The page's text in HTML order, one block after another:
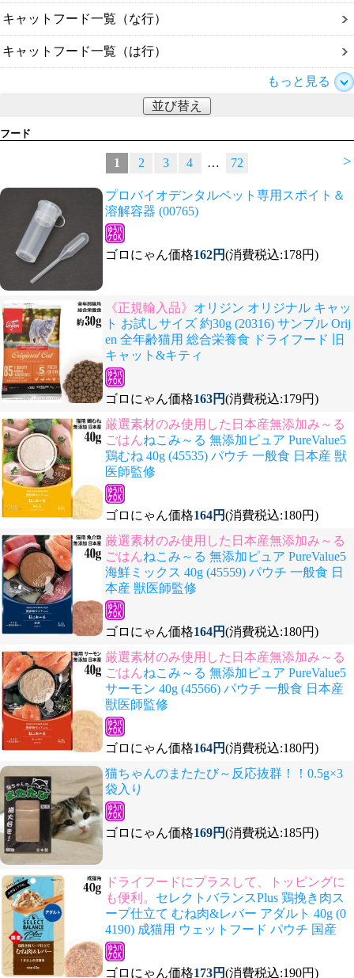
キャットフード一覧（な行）
キャットフード一覧（は行）
もっと見る
並び替え
フード
>
1 2 3 4 … 72
プロバイオデンタルペット専用スポイト＆
溶解容器 (00765)
ゴロにゃん価格162円(消費税込:178円)
《正規輸入品》 オリジン オリジナル キャッ
ト お試しサイズ 約30g (20316) サンプル Orij
en 全年齢猫用 総合栄養食 ドライフード 旧
キャット&キティ
ゴロにゃん価格163円(消費税込:179円)
厳選素材のみ使用した日本産無添加み～る
ごはんねこみ～る 無添加ピュア PureValue5
鶏むね 40g (45535) パウチ 一般食 日本産 獣
医師監修
ゴロにゃん価格164円(消費税込:180円)
厳選素材のみ使用した日本産無添加み～る
ごはんねこみ～る 無添加ピュア PureValue5
海鮮ミックス 40g (45559) パウチ 一般食 日
本産 獣医師監修
ゴロにゃん価格164円(消費税込:180円)
厳選素材のみ使用した日本産無添加み～る
ごはんねこみ～る 無添加ピュア PureValue5
サーモン 40g (45566) パウチ 一般食 日本産
獣医師監修
ゴロにゃん価格164円(消費税込:180円)
猫ちゃんのまたたび～反応抜群！！0.5g×3
袋入り
ゴロにゃん価格169円(消費税込:185円)
ドライフードにプラスして、トッピングに
も便利。 セレクトバランスPlus 鶏挽き肉ス
ープ仕立て むね肉&レバー アダルト 40g (0
4190) 成猫用 ウェットフード パウチ 国産
ゴロにゃん価格173円(消費税込:190円)